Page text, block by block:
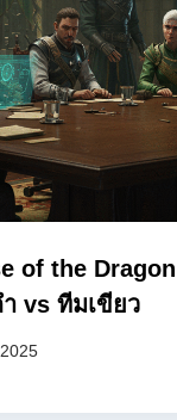
of the
vs ทีมเขียว